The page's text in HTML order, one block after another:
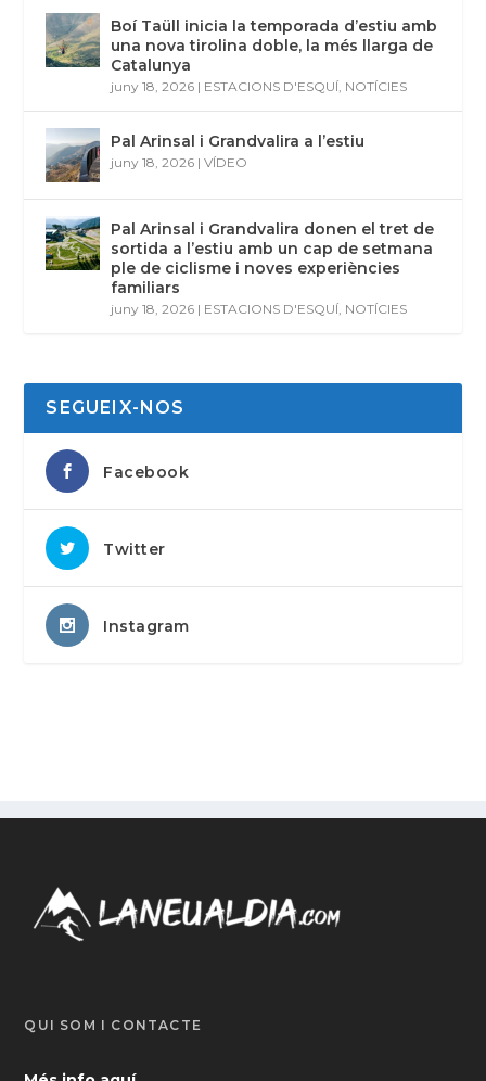
Boí Taüll inicia la temporada d’estiu amb
una nova tirolina doble, la més llarga de
Catalunya
juny 18, 2026 | ESTACIONS D'ESQUÍ NOTÍCIES
Pal Arinsal i Grandvalira a l’estiu
juny 18, 2026 |VÍDEO
Pal Arinsal i Grandvalira donen el tret de
sortida a l’estiu amb un cap de setmana
ple de ciclisme i noves experiències
familiars
juny 18, 2026 | ESTACIONS D'ESQUÍ NOTÍCIES
SEGUEIX-NOS
Facebook
Twitter
Instagram
QUI SOM I CONTACTE